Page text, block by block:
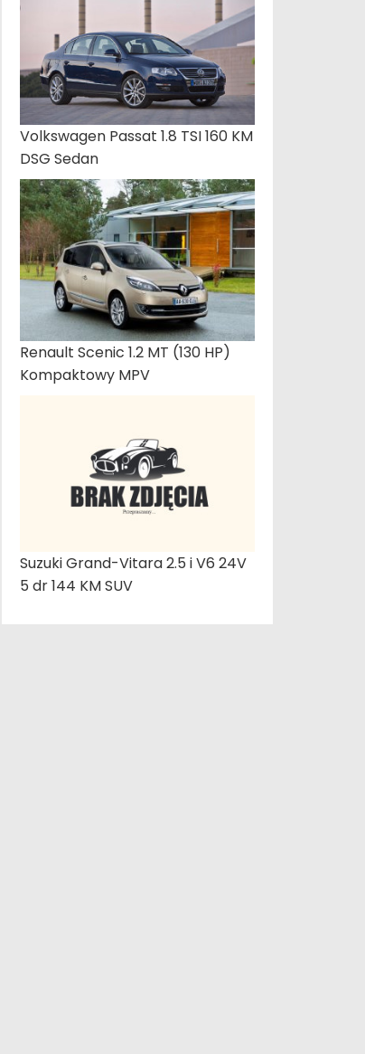
Volkswagen Passat 1.8 TSI 160 KM
DSG Sedan
Renault Scenic 1.2 MT (130 HP)
Kompaktowy MPV
Suzuki Grand-Vitara 2.5 i V6 24V
5 dr 144 KM SUV